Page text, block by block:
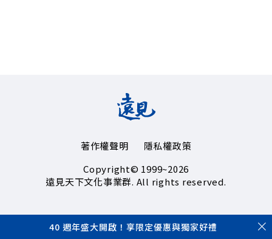
著作權聲明
隱私權政策
Copyright© 1999~2026
遠見天下文化事業群. All rights reserved.
40 週年盛大開啟！享限定優惠與獨家好禮